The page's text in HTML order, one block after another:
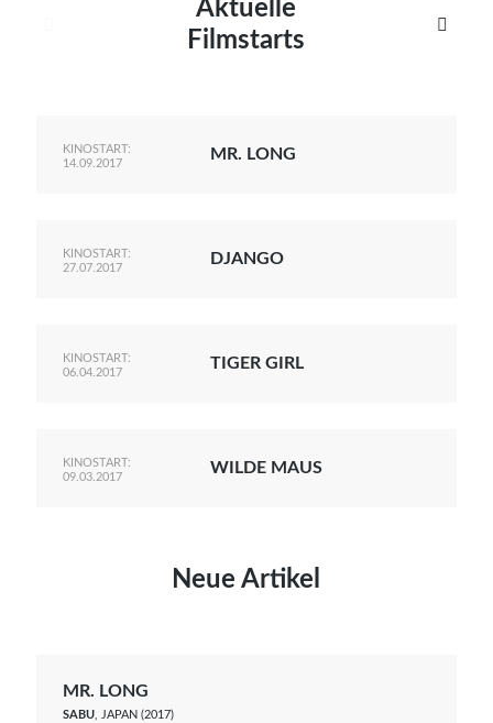
Aktuelle
Filmstarts

KINOSTART:
14.09.2017
MR. LONG
KINOSTART:
27.07.2017
DJANGO
KINOSTART:
06.04.2017
TIGER GIRL
KINOSTART:
09.03.2017
WILDE MAUS
Neue Artikel
MR. LONG
SABU, JAPAN (2017)